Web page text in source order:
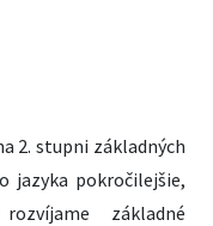
2. stupni základných
jazyka pokročilejšie,
základné